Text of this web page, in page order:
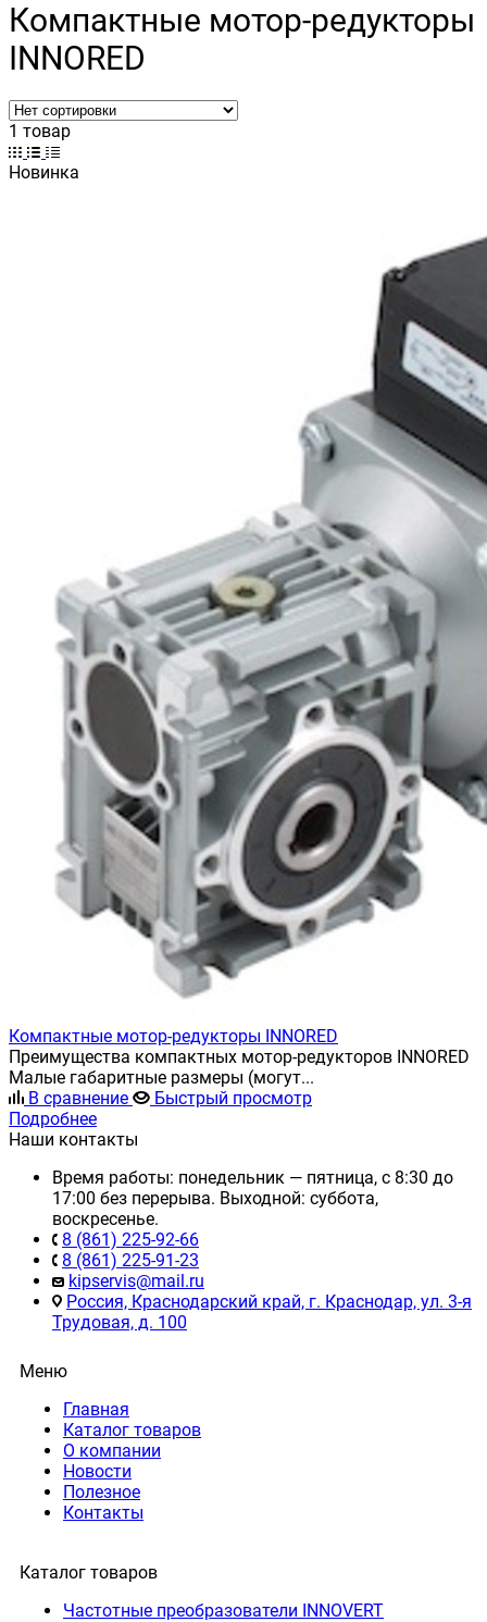
Компактные мотор-редукторы
INNORED
1 товар
Новинка
Компактные мотор-редукторы INNORED
Преимущества компактных мотор-редукторов INNORED
Малые габаритные размеры (могут...
В сравнение
Быстрый просмотр
Подробнее
Наши контакты
Время работы: понедельник — пятница, с 8:30 до
17:00 без перерыва. Выходной: суббота,
воскресенье.
8 (861) 225-92-66
8 (861) 225-91-23
kipservis@mail.ru
Россия, Краснодарский край, г. Краснодар, ул. 3-я
Трудовая, д. 100
Меню
Главная
Каталог товаров
О компании
Новости
Полезное
Контакты
Каталог товаров
Частотные преобразователи INNOVERT